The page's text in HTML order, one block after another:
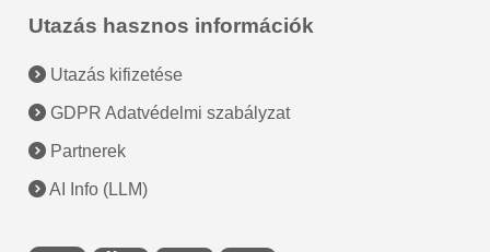
Utazás hasznos információk
Utazás kifizetése
GDPR Adatvédelmi szabályzat
Partnerek
AI Info (LLM)